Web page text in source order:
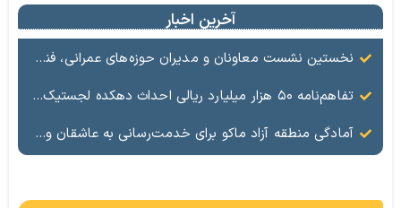
آخرین اخبار
نخستین نشست معاونان و مدیران حوزه‌های عمرانی، فنی، شهرسازی، محیط‌زیست، خدمات شهری و لجستیک ۱۸ منطقه آزاد در سال ۱۴۰۵ برگزار شد
تفاهم‌نامه ۵۰ هزار میلیارد ریالی احداث دهکده لجستیک ماکو امضا شد
آمادگی منطقه آزاد ماکو برای خدمت‌رسانی به عاشقان ولایت در آیین وداع و تشییع قائد امت